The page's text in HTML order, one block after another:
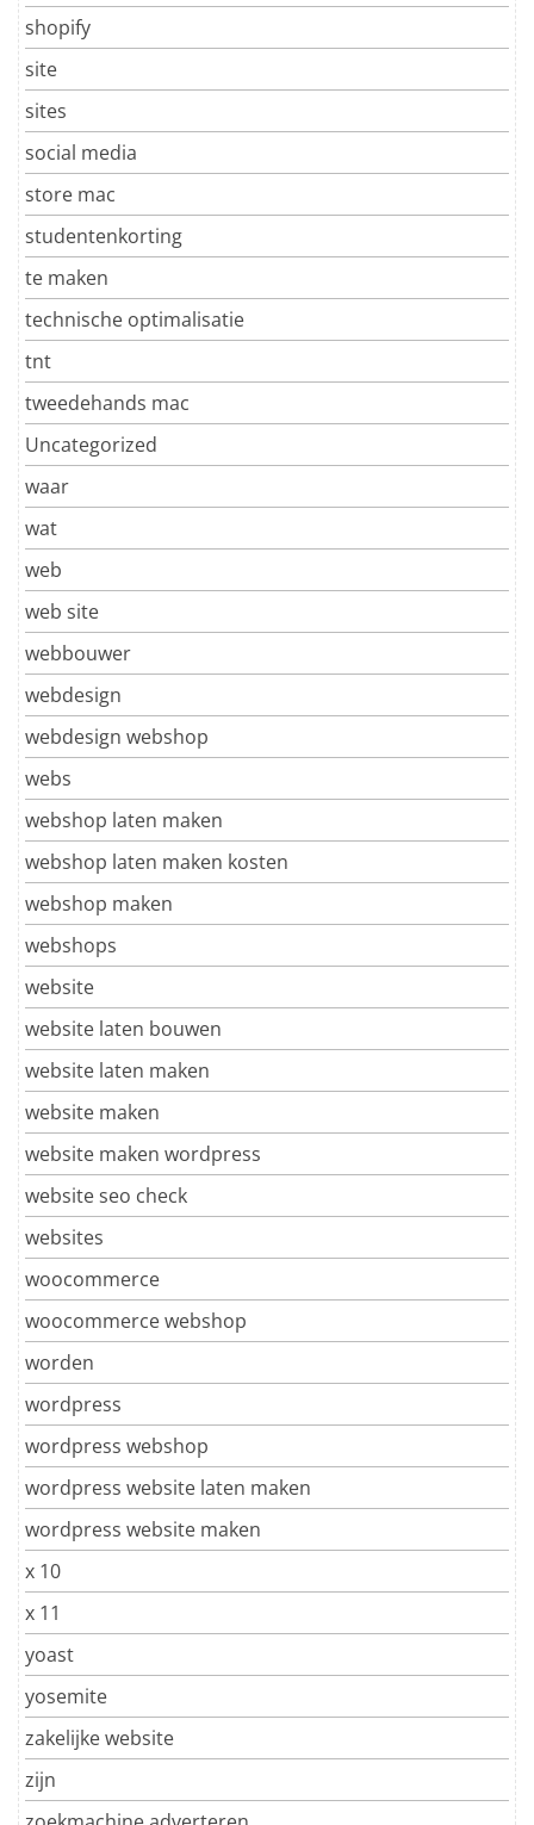
shopify
site
sites
social media
store mac
studentenkorting
te maken
technische optimalisatie
tnt
tweedehands mac
Uncategorized
waar
wat
web
web site
webbouwer
webdesign
webdesign webshop
webs
webshop laten maken
webshop laten maken kosten
webshop maken
webshops
website
website laten bouwen
website laten maken
website maken
website maken wordpress
website seo check
websites
woocommerce
woocommerce webshop
worden
wordpress
wordpress webshop
wordpress website laten maken
wordpress website maken
x 10
x 11
yoast
yosemite
zakelijke website
zijn